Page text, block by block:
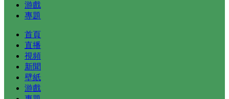
游戲
專題
首頁
直播
視頻
新聞
壁紙
游戲